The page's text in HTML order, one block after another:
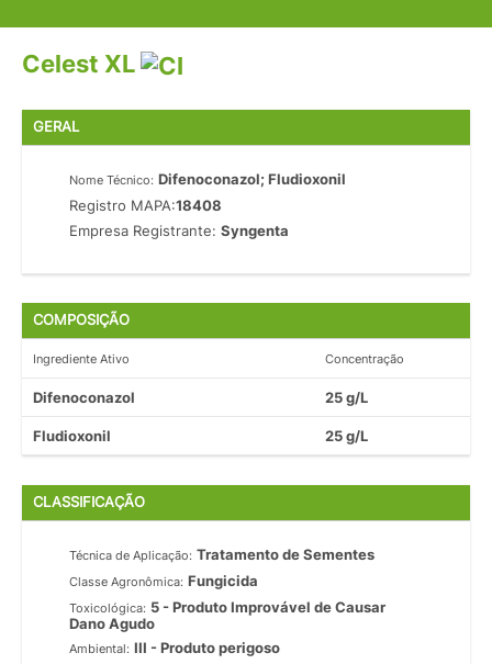
Celest XL
GERAL
Nome Técnico: Difenoconazol; Fludioxonil
Registro MAPA:18408
Empresa Registrante:Syngenta
COMPOSIÇÃO
Ingrediente Ativo Concentração
Difenoconazol 25 g/L
Fludioxonil 25 g/L
CLASSIFICAÇÃO
Técnica de Aplicação: Tratamento de Sementes
Classe Agronômica: Fungicida
Toxicológica: 5 - Produto Improvável de Causar
Dano Agudo
Ambiental: III - Produto perigoso